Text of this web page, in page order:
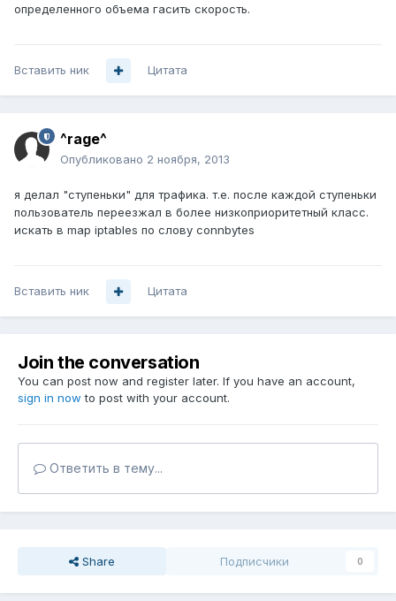
определенного объема гасить скорость.
Вставить ник Цитата
^rage^
Опубликовано 2 ноября, 2013
я делал "ступеньки" для трафика. т.е. после каждой ступеньки
пользователь переезжал в более низкоприоритетный класс.
искать в map iptables по слову connbytes
Вставить ник Цитата
Join the conversation
You can post now and register later. If you have an account,
sign in now to post with your account.
Ответить в тему...
Share Подписчики 0